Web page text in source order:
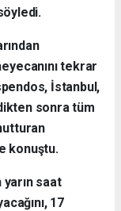
tekrar
İstanbul,
sonra tüm
konuştu.
saat
17